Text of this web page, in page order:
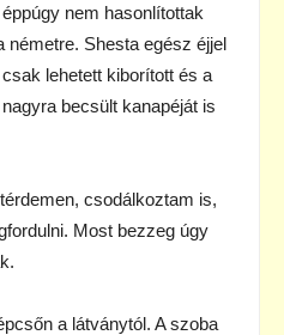
nem hasonlítottak
németre. Shesta egész éjjel
lehetett kiborított és a
becsült kanapéját is
csodálkoztam is,
Most bezzeg úgy
a látványtól. A szoba